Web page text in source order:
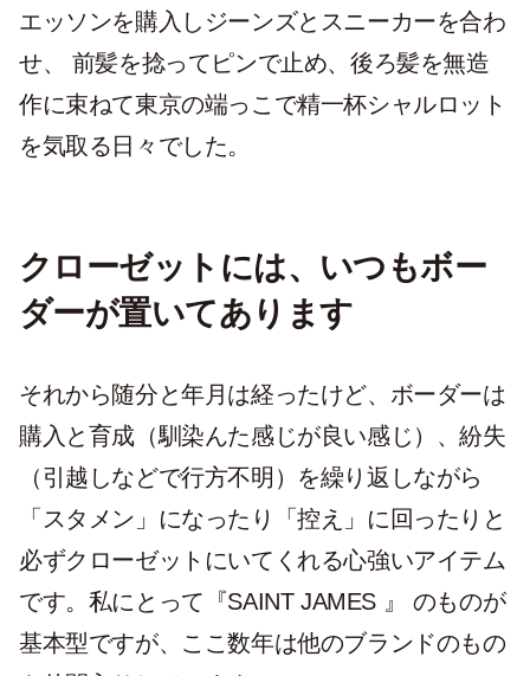
エッソンを購入しジーンズとスニーカーを合わ
せ、 前髪を捻ってピンで止め、後ろ髪を無造
作に束ねて東京の端っこで精一杯シャルロット
を気取る日々でした。
クローゼットには、いつもボー
ダーが置いてあります
それから随分と年月は経ったけど、ボーダーは
購入と育成（馴染んた感じが良い感じ）、紛失
（引越しなどで行方不明）を繰り返しながら
「スタメン」になったり「控え」に回ったりと
必ずクローゼットにいてくれる心強いアイテム
です。私にとって『SAINT JAMES 』 のものが
基本型ですが、ここ数年は他のブランドのもの